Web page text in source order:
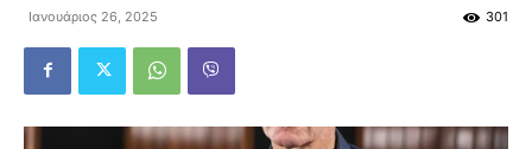
Ιανουάριος 26, 2025 301